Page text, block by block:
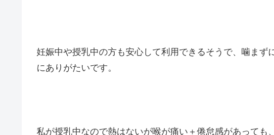
妊娠中や授乳中の方も安心して利用できるそうで、噛まず
にありがたいです。
私が授乳中なので熱はないが喉が痛い＋倦怠感があっても